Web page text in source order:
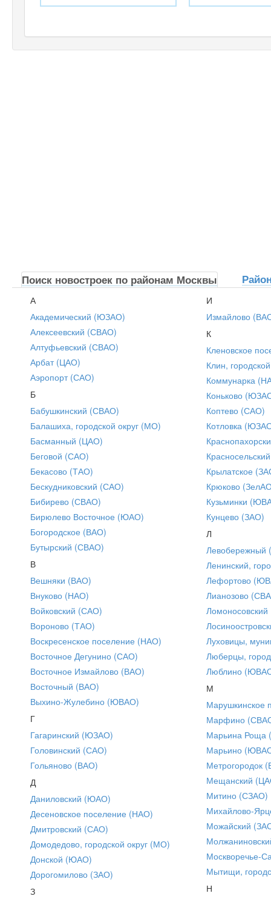
Поиск новостроек по районам Москвы
А
Академический (ЮЗАО)
Алексеевский (СВАО)
Алтуфьевский (СВАО)
Арбат (ЦАО)
Аэропорт (САО)
Б
Бабушкинский (СВАО)
Балашиха, городской округ (МО)
Басманный (ЦАО)
Беговой (САО)
Бекасово (ТАО)
Бескудниковский (САО)
Бибирево (СВАО)
Бирюлево Восточное (ЮАО)
Богородское (ВАО)
Бутырский (СВАО)
В
Вешняки (ВАО)
Внуково (НАО)
Войковский (САО)
Вороново (ТАО)
Воскресенское поселение (НАО)
Восточное Дегунино (САО)
Восточное Измайлово (ВАО)
Восточный (ВАО)
Выхино-Жулебино (ЮВАО)
Г
Гагаринский (ЮЗАО)
Головинский (САО)
Гольяново (ВАО)
Д
Даниловский (ЮАО)
Десеновское поселение (НАО)
Дмитровский (САО)
Домодедово, городской округ (МО)
Донской (ЮАО)
Дорогомилово (ЗАО)
З
И
Измайлово
К
Кленовское
Клин,
Коммунарка
Коньково
Коптево (САО)
Котловка
Крылатское
Крюково
Кузьминки
Кунцево (ЗАО)
Л
Ленинский,
Лефортово
Лианозово
Луховицы,
Люберцы,
Люблино
М
Марушкинское
Марфино
Марьина Роща
Марьино
Метрогородок
Мещанский
Митино (СЗАО)
Михайлово-
Можайский
Москворечье-
Мытищи,
Н